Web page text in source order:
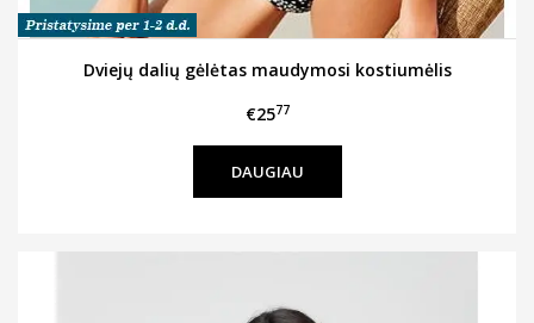
Dviejų dalių gėlėtas maudymosi kostiumėlis
€2577
DAUGIAU